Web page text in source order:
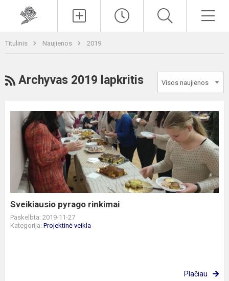
Titulinis Naujienos 2019
RSS
Archyvas 2019 lapkritis
Sveikiausio
pyrago
rinkimai
Sveikiausio pyrago rinkimai
Paskelbta: 2019-11-27
Kategorija: Projektinė veikla
Plačiau